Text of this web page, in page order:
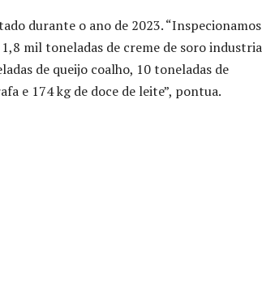
durante o ano de 2023. “Inspecionamos
mil toneladas de creme de soro
de queijo coalho, 10 toneladas de
e 174 kg de doce de leite”, pontua.